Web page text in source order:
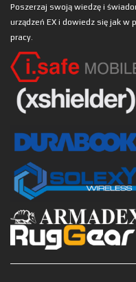
Poszerzaj swoją wiedzę i
urządzeń EX i dowiedz się jak w
pracy.